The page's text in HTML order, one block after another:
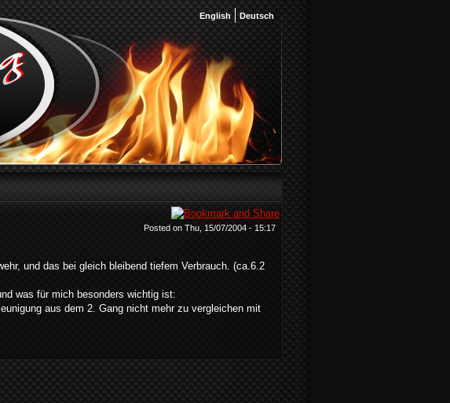
English Deutsch
Posted on Thu, 15/07/2004 - 15:17
und das bei gleich bleibend tiefem Verbrauch. (ca.6.2
was für mich besonders wichtig ist:
aus dem 2. Gang nicht mehr zu vergleichen mit